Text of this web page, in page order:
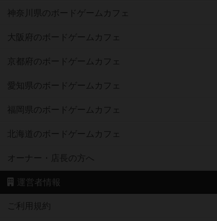
神奈川県のボードゲームカフェ
大阪府のボードゲームカフェ
京都府のボードゲームカフェ
愛知県のボードゲームカフェ
福岡県のボードゲームカフェ
北海道のボードゲームカフェ
オーナー・店長の方へ
運営者情報
ご利用規約